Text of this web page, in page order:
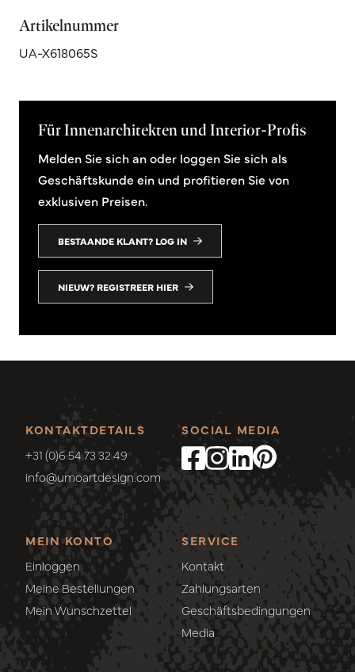
Artikelnummer
UA-X618065S
Für Innenarchitekten und Interior-Profis
Melden Sie sich an oder loggen Sie sich als
Geschäftskunde ein und profitieren Sie von
exklusiven Preisen.
BESTAANDE KLANT? LOG IN
NIEUW? REGISTREER HIER
KONTAKTDETAILS
+31 (0)6 54 73 32 49
info@umoartdesign.com
MEIN KONTO
Einloggen
Meine Bestellungen
Mein Wunschzettel
SERVICE
Kontakt
Zahlungsarten
Geschäftsbedingungen
Media
SOCIAL MEDIA